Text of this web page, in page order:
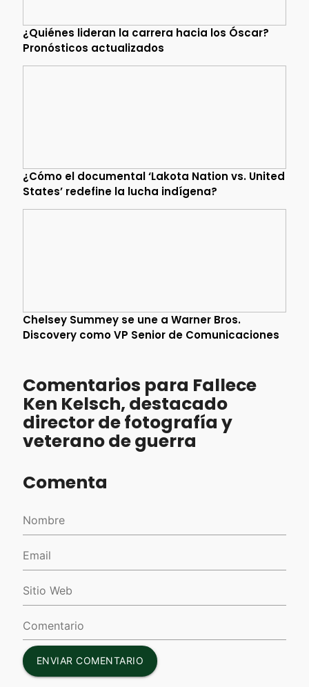
¿Quiénes lideran la carrera hacia los Óscar?
Pronósticos actualizados
¿Cómo el documental ‘Lakota Nation vs. United
States’ redefine la lucha indígena?
Chelsey Summey se une a Warner Bros.
Discovery como VP Senior de Comunicaciones
Comentarios para Fallece
Ken Kelsch, destacado
director de fotografía y
veterano de guerra
Comenta
ENVIAR COMENTARIO